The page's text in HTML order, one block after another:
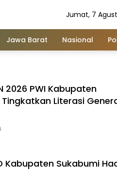
Jumat, 7
Jawa Barat Nasional
2026 PWI Kabupaten
Literasi
Kabupaten Sukabumi